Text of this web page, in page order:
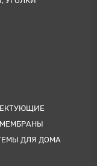
ДЛЯ ДОМА